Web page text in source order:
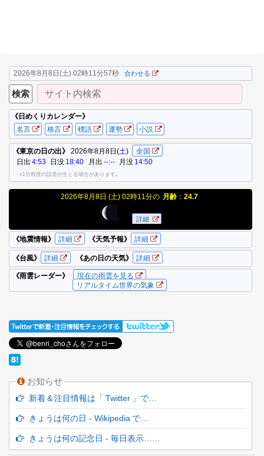
2026年8月8日(土) 02時11分58秒 合わせる
お知らせ
新着 & 注目情報は「 Twitter 」で…
きょうは何の日 - Wikipedia で…
きょうは何の記念日 - 毎日表示……